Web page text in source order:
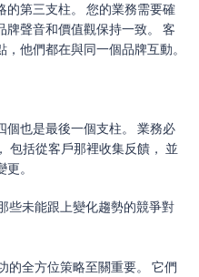
的第三支柱。 您的業務需要確
聲音和價值觀保持一致。 客
他們都在與同一個品牌互動。
個也是最後一個支柱。 業務必
包括從客戶那裡收集反饋， 並
。
些未能跟上變化趨勢的競爭對
的全方位策略至關重要。 它們